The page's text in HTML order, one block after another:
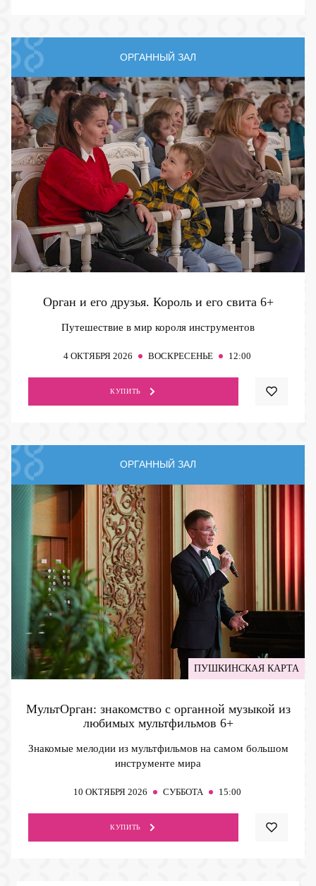
ОРГАННЫЙ ЗАЛ
Орган и его друзья. Король и его свита 6+
Путешествие в мир короля инструментов
4 ОКТЯБРЯ 2026 ВОСКРЕСЕНЬЕ 12:00
КУПИТЬ
ОРГАННЫЙ ЗАЛ
ПУШКИНСКАЯ КАРТА
МультОрган: знакомство с органной музыкой из
любимых мультфильмов 6+
Знакомые мелодии из мультфильмов на самом большом
инструменте мира
10 ОКТЯБРЯ 2026 СУББОТА 15:00
КУПИТЬ